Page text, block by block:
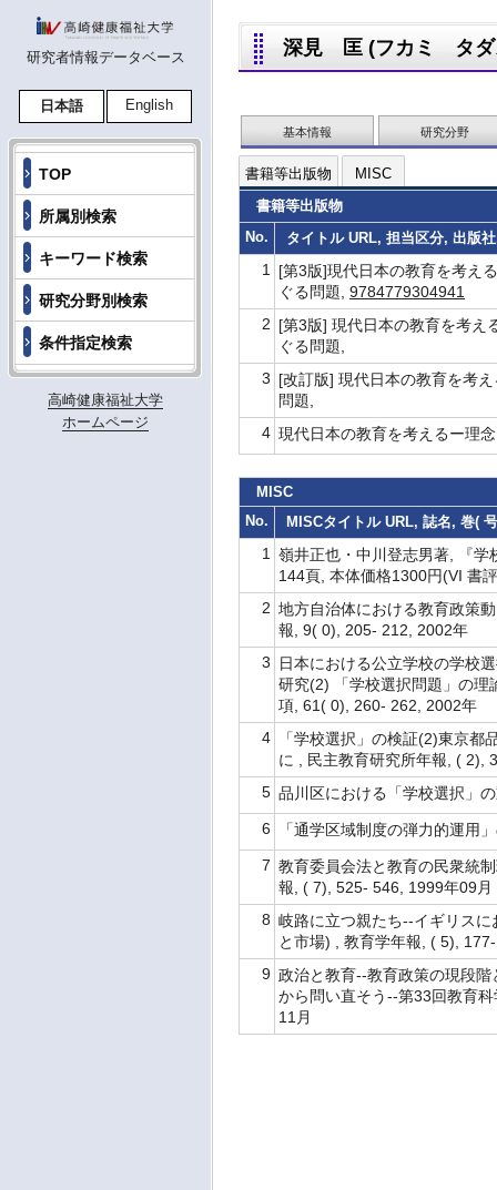
研究者情報データベース
日本語 English
TOP
所属別検索
キーワード検索
研究分野別検索
条件指定検索
高崎健康福祉大学
ホームページ
深見 匡 (フカミ タダ
基本情報 研究分野
書籍等出版物
MISC
書籍等出版物
No.
タイトル URL, 担当区分, 出版
1
[第3版]現代日本の教育を考え
ぐる問題, 9784779304941
2 [第3版] 現代日本の教育を考え
ぐる問題,
3 [改訂版] 現代日本の教育を考
問題,
4 現代日本の教育を考えるー理
MISC
No.
MISCタイトル URL, 誌名, 巻(
1
嶺井正也・中川登志男著, 『
144頁, 本体価格1300円(VI 書
2 地方自治体における教育政策
報, 9( 0), 205- 212, 2002年
3
日本における公立学校の学校
研究(2) 「学校選択問題」の理
項, 61( 0), 260- 262, 2002年
4
「学校選択」の検証(2)東京
に , 民主教育研究所年報, ( 2),
5 品川区における「学校選択」
6
「通学区域制度の弾力的運
7 教育委員会法と教育の民衆統
報, ( 7), 525- 546, 1999年09月
8 岐路に立つ親たち--イギリス
と市場) , 教育学年報, ( 5),
9 政治と教育--教育政策の現段
から問い直そう--第33回教育
11月